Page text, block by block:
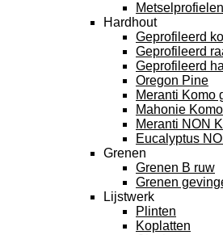
Metselprofielen
Hardhout
Geprofileerd
Geprofileerd
Geprofileerd
Oregon Pine
Meranti Komo
Mahonie
Meranti NON
Eucalyptus
Grenen
Grenen B ruw
Grenen
Lijstwerk
Plinten
Koplatten